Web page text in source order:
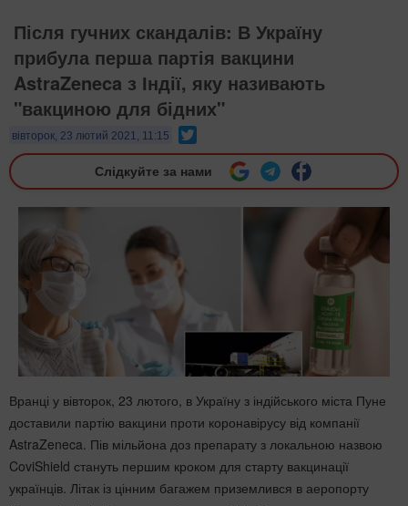
Після гучних скандалів: В Україну
прибула перша партія вакцини
AstraZeneca з Індії, яку називають
"вакциною для бідних"
вівторок, 23 лютий 2021, 11:15
Слідкуйте за нами
Вранці у вівторок, 23 лютого, в Україну з індійського міста Пуне
доставили партію вакцини проти коронавірусу від компанії
AstraZeneca. Пів мільйона доз препарату з локальною назвою
CoviShield стануть першим кроком для старту вакцинації
українців. Літак із цінним багажем приземлився в аеропорту